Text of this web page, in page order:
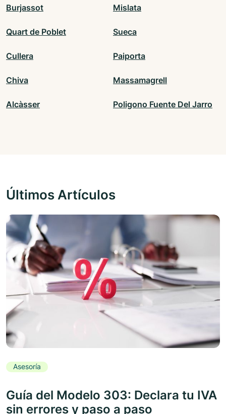
Burjassot Mislata
Quart de Poblet Sueca
Cullera Paiporta
Chiva Massamagrell
Alcàsser Poligono Fuente Del Jarro
Últimos Artículos
Asesoría
Guía del Modelo 303: Declara tu IVA
sin errores y paso a paso